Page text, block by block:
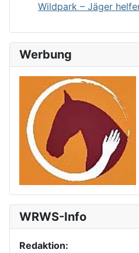
Wildpark – Jäger
Werbung
WRWS-Info
Redaktion: